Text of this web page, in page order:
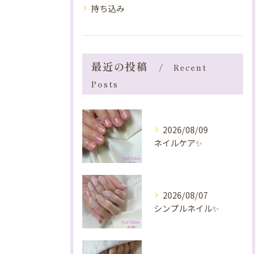
持ち込み
最近の投稿
Recent
Posts
2026/08/09
ネイルケア✨️
2026/08/07
シンプルネイル✨️